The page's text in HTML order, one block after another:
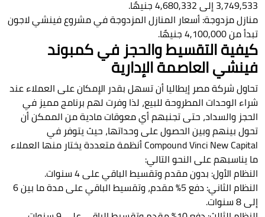
3,749,533 إلى 4,680,332 جنيهًا.
منازل مزدوجة: أسعار المنازل المزدوجة في مشروع فينشي لاجون
تبدأ من 4,100,000 جنيهًا.
كيفية التقسيط والحجز في كمبوند
فينشي العاصمة الإدارية
تحاول شركة مصر إيطاليا أن تسهل بقدر الإمكان على العملاء عند
شراء الوحدات المطروحة للبيع، لذا وفرت لهم برنامج مميز في
الحجز والسداد، حتى تجنبهم أي معوقات مادية من الممكن أن
تحول بينهم وبين الحصول على وحداتها، حيث يتوفر في
Compound Vinci New Capital أنظمة متعددة يختار منها العملاء
ما يناسبهم على النحو التالي:
النظام الأول: بدون مقدم وتقسيط الباقي على 4 سنوات.
النظام الثاني: دفع 5% مقدم، وتقسيط الباقي على مدة ما بين 6
إلى 8 سنوات.